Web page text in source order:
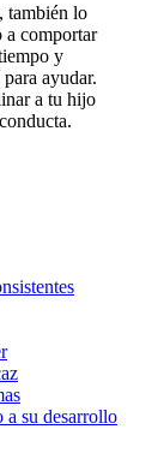
también lo
a comportar
y
ayudar.
a tu hijo
a su desarrollo